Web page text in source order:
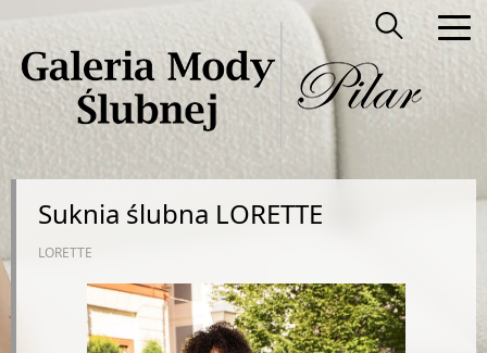
Suknia ślubna LORETTE
LORETTE